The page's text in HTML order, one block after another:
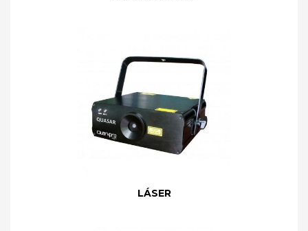
LÁSER